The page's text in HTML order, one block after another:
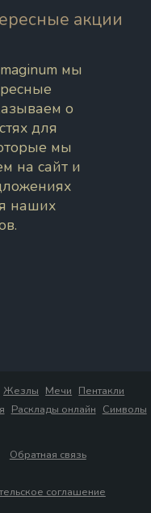
акции
мы
о
для
мы
на сайт и
наших
Жезлы Мечи Пентакли
Расклады онлайн Символы
Обратная связь
соглашение